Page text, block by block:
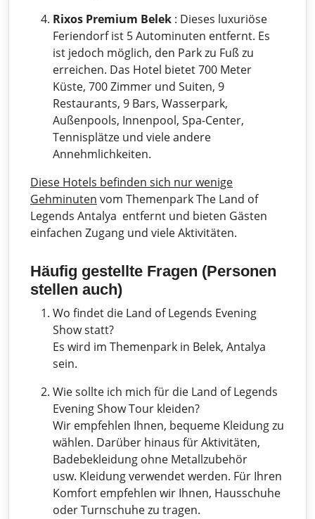
Rixos Premium Belek : Dieses luxuriöse
Feriendorf ist 5 Autominuten entfernt. Es
ist jedoch möglich, den Park zu Fuß zu
erreichen. Das Hotel bietet 700 Meter
Küste, 700 Zimmer und Suiten, 9
Restaurants, 9 Bars, Wasserpark,
Außenpools, Innenpool, Spa-Center,
Tennisplätze und viele andere
Annehmlichkeiten.
Diese Hotels befinden sich nur wenige
Gehminuten vom Themenpark The Land of
Legends Antalya entfernt und bieten Gästen
einfachen Zugang und viele Aktivitäten.
Häufig gestellte Fragen (Personen
stellen auch)
Wo findet die Land of Legends Evening
Show statt?
Es wird im Themenpark in Belek, Antalya
sein.
Wie sollte ich mich für die Land of Legends
Evening Show Tour kleiden?
Wir empfehlen Ihnen, bequeme Kleidung zu
wählen. Darüber hinaus für Aktivitäten,
Badebekleidung ohne Metallzubehör
usw. Kleidung verwendet werden. Für Ihren
Komfort empfehlen wir Ihnen, Hausschuhe
oder Turnschuhe zu tragen.